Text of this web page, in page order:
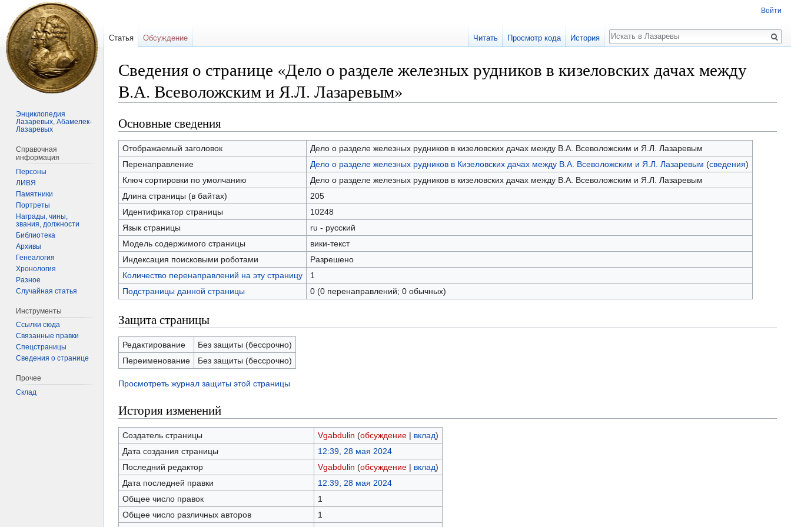
Сведения о странице «Дело о разделе железных рудников в кизеловских дачах между
В.А. Всеволожским и Я.Л. Лазаревым»
Перейти
к
навигации
Перейти
к
поиску
Основные сведения
Отображаемый заголовок
Дело о разделе железных рудников в кизеловских дачах между В.А. Всеволожским и Я.Л. Лазаревым
Перенаправление
Дело о разделе железных рудников в Кизеловских дачах между В.А. Всеволожским и Я.Л. Лазаревым (сведения)
Ключ сортировки по умолчанию
Дело о разделе железных рудников в кизеловских дачах между В.А. Всеволожским и Я.Л. Лазаревым
Длина страницы (в байтах)
205
Идентификатор страницы
10248
Язык страницы
ru - русский
Модель содержимого страницы
вики-текст
Индексация поисковыми роботами
Разрешено
Количество перенаправлений на эту страницу
1
Подстраницы данной страницы
0 (0 перенаправлений; 0 обычных)
Защита страницы
Редактирование
Без защиты (бессрочно)
Переименование
Без защиты (бессрочно)
Просмотреть журнал защиты этой страницы
История изменений
Создатель страницы Vgabdulin (обсуждение| вклад)
Дата создания страницы
12:39, 28 мая 2024
Последний редактор
Vgabdulin (обсуждение| вклад)
Дата последней правки
12:39, 28 мая 2024
Общее число правок
1
Общее число различных авторов
1
Войти
Статья Обсуждение Читать Просмотр кода История
Поиск
Энциклопедия
Лазаревых, Абамелек-
Лазаревых
Справочная
информация
Персоны
ЛИВЯ
Памятники
Портреты
Награды, чины,
звания, должности
Библиотека
Архивы
Генеалогия
Хронология
Разное
Случайная статья
Инструменты
Ссылки сюда
Связанные правки
Спецстраницы
Сведения о странице
Прочее
Склад